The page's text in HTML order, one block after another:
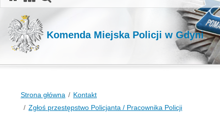
Komenda Miejska Policji w Gdyni
Strona główna
Kontakt
Zgłoś przestępstwo Policjanta / Pracownika Policji